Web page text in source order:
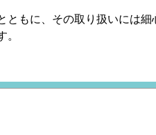
もに、その取り扱いには細